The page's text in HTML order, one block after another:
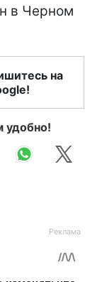
в Черном
на
удобно!